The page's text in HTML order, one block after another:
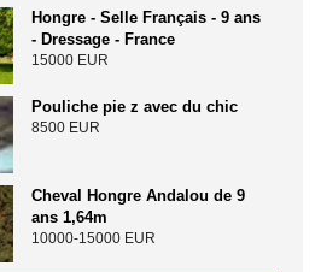
Hongre - Selle Français - 9 ans
- Dressage - France
15000 EUR
Pouliche pie z avec du chic
8500 EUR
Cheval Hongre Andalou de 9
ans 1,64m
10000-15000 EUR